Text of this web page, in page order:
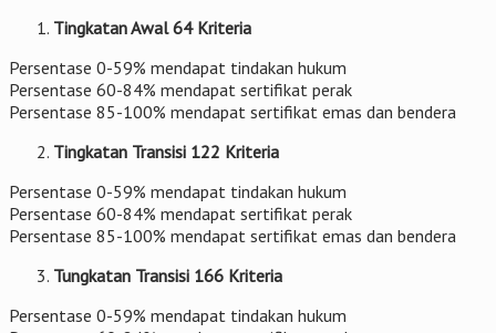
Tingkatan Awal 64 Kriteria
Persentase 0-59% mendapat tindakan hukum
Persentase 60-84% mendapat sertifikat perak
Persentase 85-100% mendapat sertifikat emas dan bendera
Tingkatan Transisi 122 Kriteria
Persentase 0-59% mendapat tindakan hukum
Persentase 60-84% mendapat sertifikat perak
Persentase 85-100% mendapat sertifikat emas dan bendera
Tungkatan Transisi 166 Kriteria
Persentase 0-59% mendapat tindakan hukum